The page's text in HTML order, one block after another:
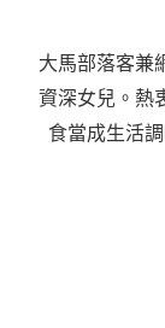
大馬部落客兼
資深女兒。熱
食當成生活